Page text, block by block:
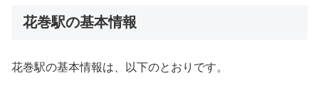
花巻駅の基本情報
花巻駅の基本情報は、以下のとおりです。